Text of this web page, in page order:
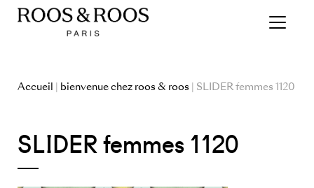
Accueil | bienvenue chez roos & roos | SLIDER femmes 1120
SLIDER femmes 1120